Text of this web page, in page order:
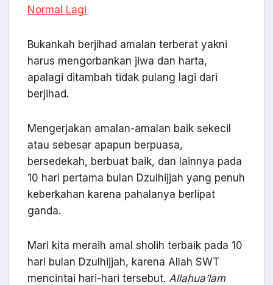
Normal Lagi
Bukankah berjihad amalan terberat yakni
harus mengorbankan jiwa dan harta,
apalagi ditambah tidak pulang lagi dari
berjihad.
Mengerjakan amalan-amalan baik sekecil
atau sebesar apapun berpuasa,
bersedekah, berbuat baik, dan lainnya pada
10 hari pertama bulan Dzulhijjah yang penuh
keberkahan karena pahalanya berlipat
ganda.
Mari kita meraih amal sholih terbaik pada 10
hari bulan Dzulhijjah, karena Allah SWT
mencintai hari-hari tersebut. Allahua’lam